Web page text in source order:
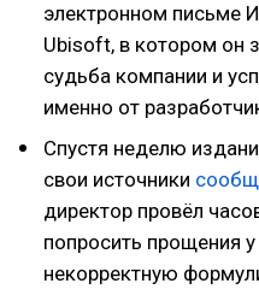
электронном письме
Ubisoft, в котором он
судьба компании и
именно от
Спустя неделю
свои источники
директор провёл
попросить прощения
некорректную